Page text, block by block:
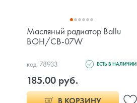
Масляный радиатор Ballu
BOH/CB-07W
код: 78933 ЕСТЬ В НАЛИЧИИ
185.00 руб.
В КОРЗИНУ